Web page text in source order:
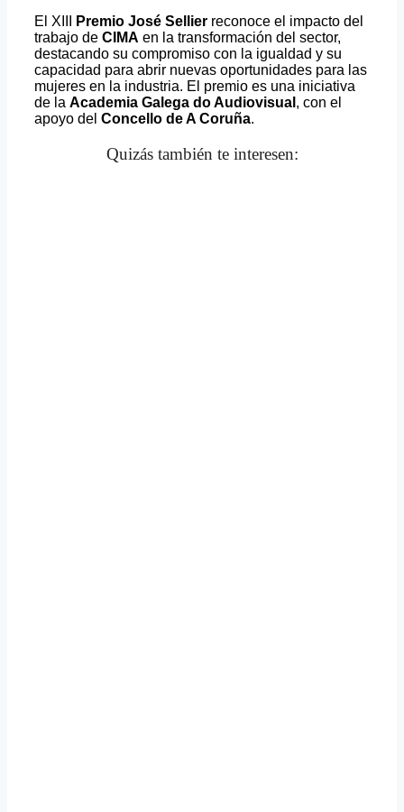
El XIII
Premio José Sellier reconoce el impacto del
trabajo de CIMA en la transformación del sector,
destacando su compromiso con la igualdad y su
capacidad para abrir nuevas oportunidades para las
mujeres en la industria. El premio es una iniciativa
de la Academia Galega do Audiovisual , con el
apoyo del Concello de A Coruña.
Quizás también te interesen: